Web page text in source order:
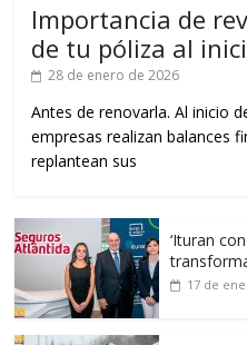
Importancia de
de tu póliza al
28 de enero de 2026
Antes de renovarla. Al inicio
empresas realizan balances
replantean sus
‘Ituran
17 de